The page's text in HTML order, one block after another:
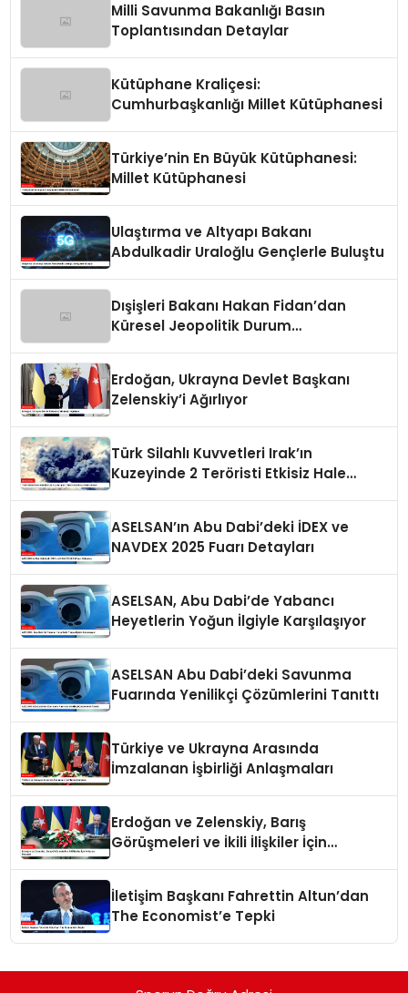
Milli Savunma Bakanlığı Basın
Toplantısından Detaylar
Kütüphane Kraliçesi:
Cumhurbaşkanlığı Millet Kütüphanesi
Türkiye’nin En Büyük Kütüphanesi:
Millet Kütüphanesi
Ulaştırma ve Altyapı Bakanı
Abdulkadir Uraloğlu Gençlerle Buluştu
Dışişleri Bakanı Hakan Fidan’dan
Küresel Jeopolitik Durum
Erdoğan, Ukrayna Devlet Başkanı
Zelenskiy’i Ağırlıyor
Türk Silahlı Kuvvetleri Irak’ın
Kuzeyinde 2 Teröristi Etkisiz Hale
ASELSAN’ın Abu Dabi’deki İDEX ve
NAVDEX 2025 Fuarı Detayları
ASELSAN, Abu Dabi’de Yabancı
Heyetlerin Yoğun İlgiyle Karşılaşıyor
ASELSAN Abu Dabi’deki Savunma
Fuarında Yenilikçi Çözümlerini Tanıttı
Türkiye ve Ukrayna Arasında
İmzalanan İşbirliği Anlaşmaları
Erdoğan ve Zelenskiy, Barış
Görüşmeleri ve İkili İlişkiler İçin
İletişim Başkanı Fahrettin Altun’dan
The Economist’e Tepki